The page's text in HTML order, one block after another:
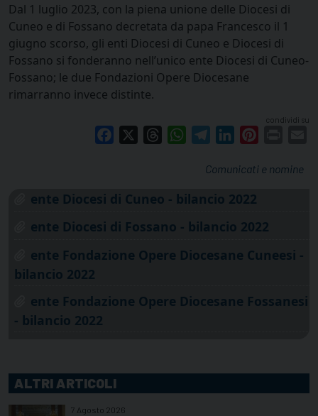
Dal 1 luglio 2023, con la piena unione delle Diocesi di
Cuneo e di Fossano decretata da papa Francesco il 1
giugno scorso, gli enti Diocesi di Cuneo e Diocesi di
Fossano si fonderanno nell’unico ente Diocesi di Cuneo-
Fossano; le due Fondazioni Opere Diocesane
rimarranno invece distinte.
condividi su
Facebook ThreadsWhatsAppTelegramLinkedIn
Comunicati e nomine
ente Diocesi di Cuneo - bilancio 2022
ente Diocesi di Fossano - bilancio 2022
ente Fondazione Opere Diocesane Cuneesi -
bilancio 2022
ente Fondazione Opere Diocesane Fossanesi
- bilancio 2022
ALTRI ARTICOLI
7 Agosto 2026